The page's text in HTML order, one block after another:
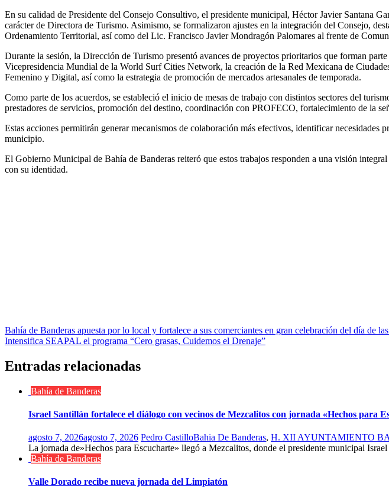
En su calidad de Presidente del Consejo Consultivo, el presidente municipal, Héctor Javier Santana
carácter de Directora de Turismo. Asimismo, se formalizaron ajustes en la integración del Consejo,
Ordenamiento Territorial, así como del Lic. Francisco Javier Mondragón Palomares al frente de
Durante la sesión, la Dirección de Turismo presentó avances de proyectos prioritarios que forman
Vicepresidencia Mundial de la World Surf Cities Network, la creación de la Red Mexicana de
Femenino y Digital, así como la estrategia de promoción de mercados artesanales de temporada.
Como parte de los acuerdos, se estableció el inicio de mesas de trabajo con distintos sectores del
prestadores de servicios, promoción del destino, coordinación con PROFECO, fortalecimiento de la
Estas acciones permitirán generar mecanismos de colaboración más efectivos, identificar
municipio.
El Gobierno Municipal de Bahía de Banderas reiteró que estos trabajos responden a una visión
con su identidad.
Navegación
de
entradas
Bahía de Banderas apuesta por lo local y fortalece a sus comerciantes en gran celebración del día de
Intensifica SEAPAL el programa “Cero grasas, Cuidemos el Drenaje”
Entradas relacionadas
Bahía de Banderas
Israel Santillán fortalece el diálogo con vecinos de Mezcalitos con jornada «Hechos para
agosto 7, 2026agosto 7, 2026 Pedro CastilloBahia De Banderas, H. XII AYUNTAMIENTO
La jornada de»Hechos para Escucharte» llegó a Mezcalitos, donde el presidente municipal
Bahía de Banderas
Valle Dorado recibe nueva jornada del Limpiatón